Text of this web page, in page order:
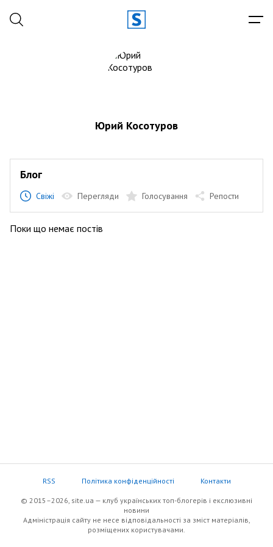
Юрий Косотуров
Блог
Свіжі Перегляди Голосування Репости
Поки що немає постів
RSS Політика конфіденційності Контакти
© 2015–2026, site.ua — клуб українських топ-блогерів i екслюзивнi
новини
Адміністрація сайту не несе відповідальності за зміст матеріалів,
розміщених користувачами.